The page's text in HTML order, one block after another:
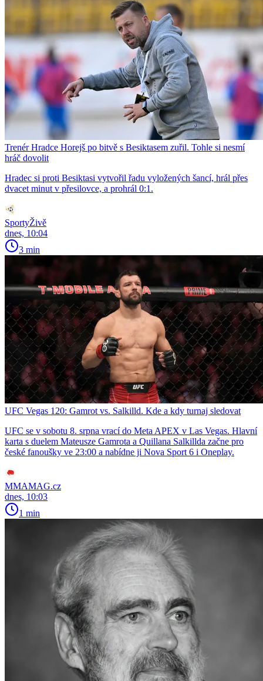
Trenér Hradce Horejš po bitvě s Besiktasem zuřil. Tohle si nesmí
hráč dovolit
Hradec si proti Besiktasi vytvořil řadu vyložených šancí, hrál přes
dvacet minut v přesilovce, a prohrál 0:1.
SportyŽivě
dnes, 10:04
3 min
UFC Vegas 120: Gamrot vs. Salkilld. Kde a kdy turnaj sledovat
UFC se v sobotu 8. srpna vrací do Meta APEX v Las Vegas. Hlavní
karta s duelem Mateusze Gamrota a Quillana Salkillda začne pro
české fanoušky ve 23:00 a nabídne ji Nova Sport 6 i Oneplay.
MMAMAG.cz
dnes, 10:03
1 min